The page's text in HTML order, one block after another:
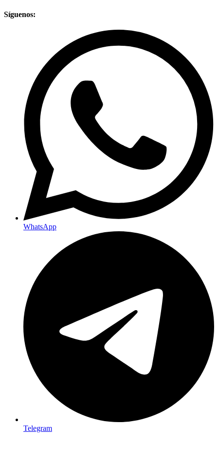
Síguenos:
WhatsApp
Telegram